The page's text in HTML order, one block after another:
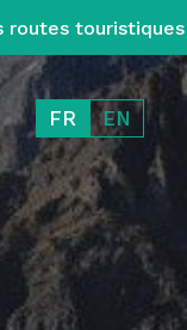
touristiques
FR EN